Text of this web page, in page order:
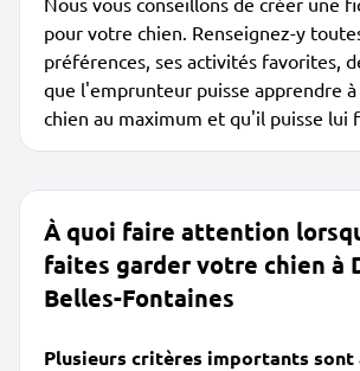
pour votre chien. Renseignez-y
préférences, ses activités favorites,
que l'emprunteur puisse apprendre
chien au maximum et qu'il puisse lui
À quoi faire attention
faites garder votre chien à
Belles-Fontaines
Plusieurs critères importants sont